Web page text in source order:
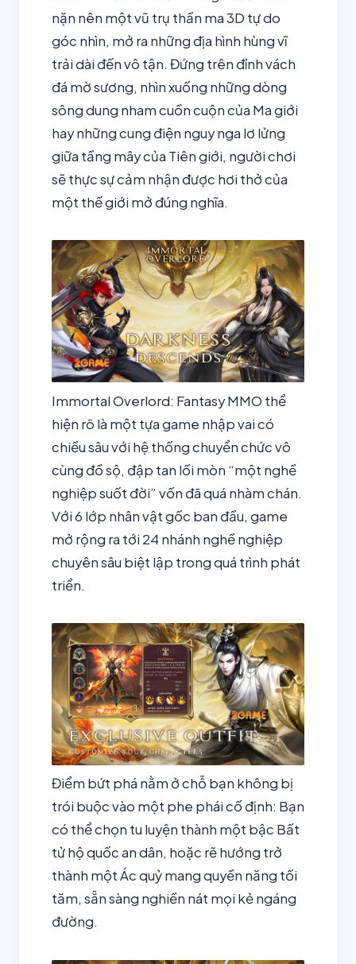
nặn nên một vũ trụ thần ma 3D tự do
góc nhìn, mở ra những địa hình hùng vĩ
trải dài đến vô tận. Đứng trên đỉnh vách
đá mờ sương, nhìn xuống những dòng
sông dung nham cuồn cuộn của Ma giới
hay những cung điện nguy nga lơ lửng
giữa tầng mây của Tiên giới, người chơi
sẽ thực sự cảm nhận được hơi thở của
một thế giới mở đúng nghĩa.
Immortal Overlord: Fantasy MMO thể
hiện rõ là một tựa game nhập vai có
chiều sâu với hệ thống chuyển chức vô
cùng đồ sộ, đập tan lối mòn “một nghề
nghiệp suốt đời” vốn đã quá nhàm chán.
Với 6 lớp nhân vật gốc ban đầu, game
mở rộng ra tới 24 nhánh nghề nghiệp
chuyên sâu biệt lập trong quá trình phát
triển.
Điểm bứt phá nằm ở chỗ bạn không bị
trói buộc vào một phe phái cố định: Bạn
có thể chọn tu luyện thành một bậc Bất
tử hộ quốc an dân, hoặc rẽ hướng trở
thành một Ác quỷ mang quyền năng tối
tăm, sẵn sàng nghiền nát mọi kẻ ngáng
đường.